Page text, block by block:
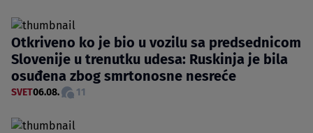
Otkriveno ko je bio u vozilu sa predsednicom
Slovenije u trenutku udesa: Ruskinja je bila
osuđena zbog smrtonosne nesreće
SVET06.08. 11